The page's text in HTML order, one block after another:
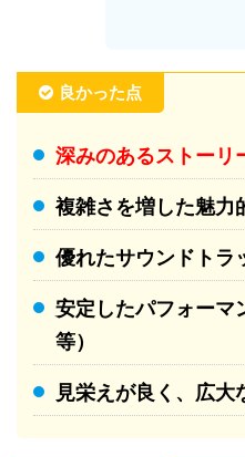
良かった点
深みのあるストーリ
複雑さを増した魅力
優れたサウンドトラ
安定したパフォーマ
等）
見栄えが良く、広大